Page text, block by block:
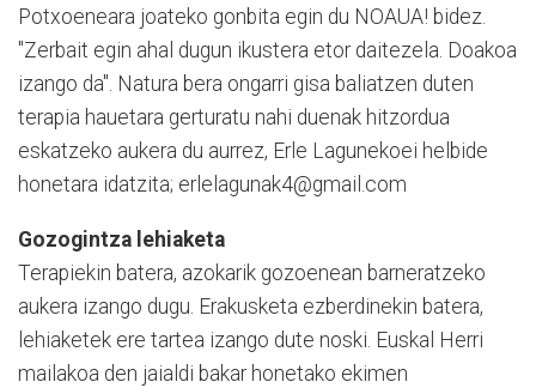
Potxoeneara joateko gonbita egin du NOAUA! bidez.
"Zerbait egin ahal dugun ikustera etor daitezela. Doakoa
izango da". Natura bera ongarri gisa baliatzen duten
terapia hauetara gerturatu nahi duenak hitzordua
eskatzeko aukera du aurrez, Erle Lagunekoei helbide
honetara idatzita; erlelagunak4@gmail.com
Gozogintza lehiaketa
Terapiekin batera, azokarik gozoenean barneratzeko
aukera izango dugu. Erakusketa ezberdinekin batera,
lehiaketek ere tartea izango dute noski. Euskal Herri
mailakoa den jaialdi bakar honetako ekimen